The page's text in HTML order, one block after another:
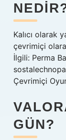
Kalıcı olarak
çevrimiçi
İlgili: Perma
Çevrimiçi
GÜN?